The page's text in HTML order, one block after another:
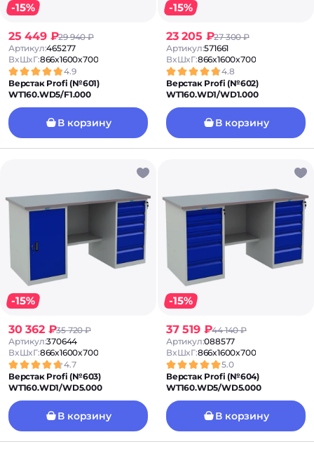
-15%
25 449 ₽29 940 ₽
Артикул:465277
ВxШxГ:866x1600x700
4.9
Верстак Profi (№601)
WT160.WD5/F1.000
В корзину
-15%
23 205 ₽27 300 ₽
Артикул:571661
ВxШxГ:866x1600x700
4.8
Верстак Profi (№602)
WT160.WD1/WD1.000
В корзину
-15%
30 362 ₽35 720 ₽
Артикул:370644
ВxШxГ:866x1600x700
4.7
Верстак Profi (№603)
WT160.WD1/WD5.000
В корзину
-15%
37 519 ₽44 140 ₽
Артикул:088577
ВxШxГ:866x1600x700
5.0
Верстак Profi (№604)
WT160.WD5/WD5.000
В корзину